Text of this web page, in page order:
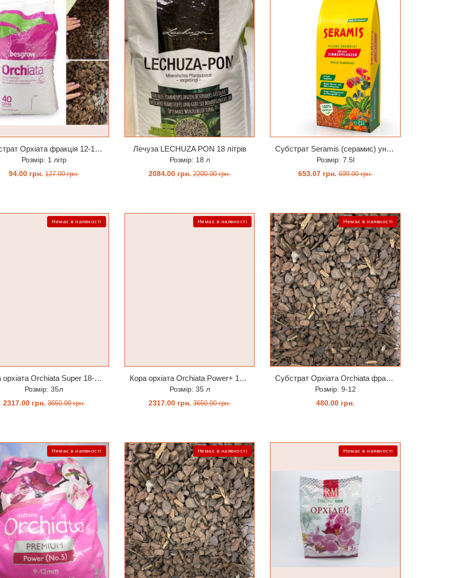
Субстрат Орхіата фракція 12-18мм
Розмір: 1 літр
94.00 грн. 127.00 грн.
КУПИТИ
Лечуза LECHUZA PON 18 літрів
Розмір: 18 л
2084.00 грн. 2200.00 грн.
ОЧІКУЄТЬСЯ
Субстрат Seramis (серамис) універсальний 7,5 л заводське пакування (червоні квіти на упаковці)
Розмір: 7.5l
653.07 грн. 699.00 грн.
ЗАМОВИТИ
Немає в наявності
Кора орхіата Orchiata Super 18-25 мм 35 л мішок
Розмір: 35л
2317.00 грн. 3650.00 грн.
ЗАМОВИТИ
Немає в наявності
Кора орхіата Orchiata Power+ 12-18 мм 35 л мішок
Розмір: 35 л
2317.00 грн. 3650.00 грн.
ЗАМОВИТИ
Немає в наявності
Субстрат Орхіата Orchiata фракція 9-12мм 5 літрів (ручне фасування)
Розмір: 9-12
480.00 грн.
ЗАМОВИТИ
Немає в наявності Немає в наявності Немає в наявності